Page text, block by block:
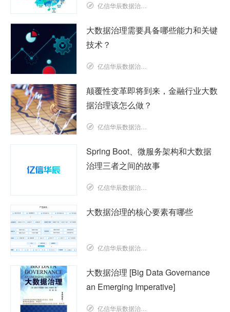
400-0011-866 亿信华辰数据治理研究院
大数据治理需要具备哪些能力和关键
技术？
亿信华辰数据治理研究院
颠覆性变革即将到来，金融行业大数
据治理该怎么做？
亿信华辰数据治理研究院
Spring Boot、微服务架构和大数据
治理三者之间的故事
亿信华辰数据治理研究院
大数据治理的核心要素有哪些
亿信华辰数据治理研究院
大数据治理 [Big Data Governance
an Emerging Imperative]
亿信华辰数据治理研究院